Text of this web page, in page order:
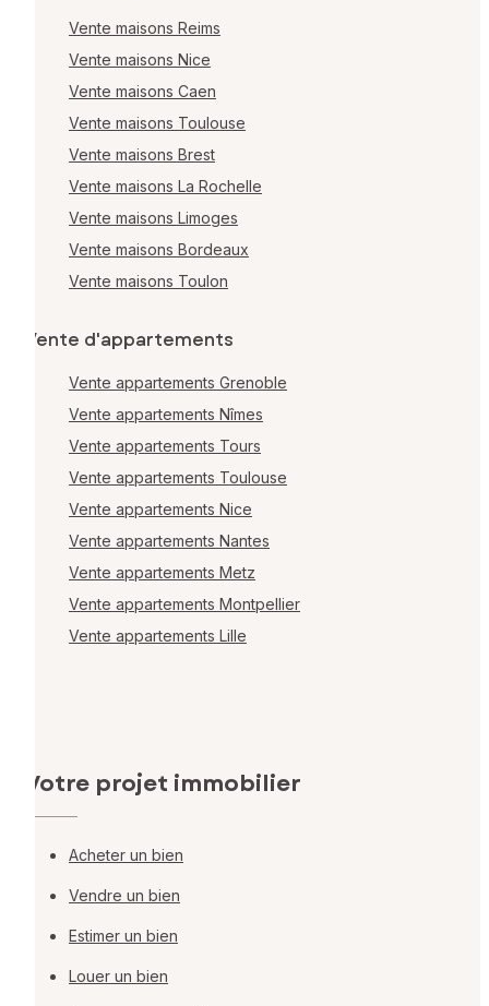
Vente maisons Reims
Vente maisons Nice
Vente maisons Caen
Vente maisons Toulouse
Vente maisons Brest
Vente maisons La Rochelle
Vente maisons Limoges
Vente maisons Bordeaux
Vente maisons Toulon
Vente d'appartements
Vente appartements Grenoble
Vente appartements Nîmes
Vente appartements Tours
Vente appartements Toulouse
Vente appartements Nice
Vente appartements Nantes
Vente appartements Metz
Vente appartements Montpellier
Vente appartements Lille
Votre projet immobilier
Acheter un bien
Vendre un bien
Estimer un bien
Louer un bien